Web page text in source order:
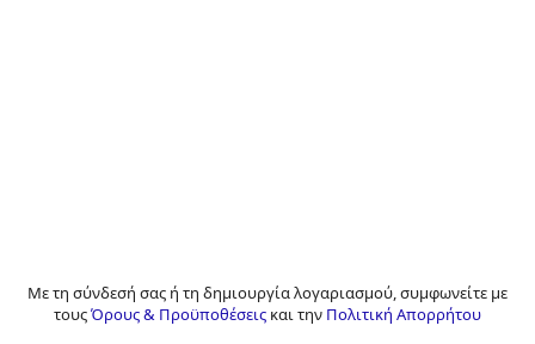
Με τη σύνδεσή σας ή τη δημιουργία λογαριασμού, συμφωνείτε με
τουςΌρους & Προϋποθέσεις και την Πολιτική Απορρήτου